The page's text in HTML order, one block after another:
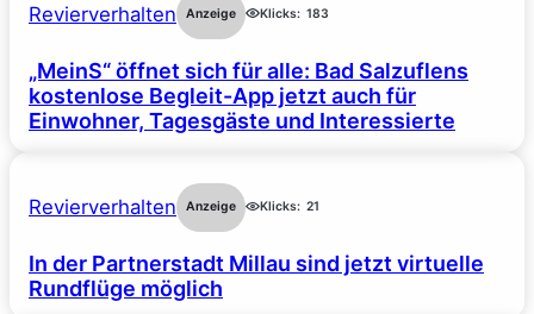
Revierverhalten Anzeige Klicks: 183
„MeinS“ öffnet sich für alle: Bad Salzuflens
kostenlose Begleit-App jetzt auch für
Einwohner, Tagesgäste und Interessierte
Revierverhalten Anzeige Klicks: 21
In der Partnerstadt Millau sind jetzt virtuelle
Rundflüge möglich